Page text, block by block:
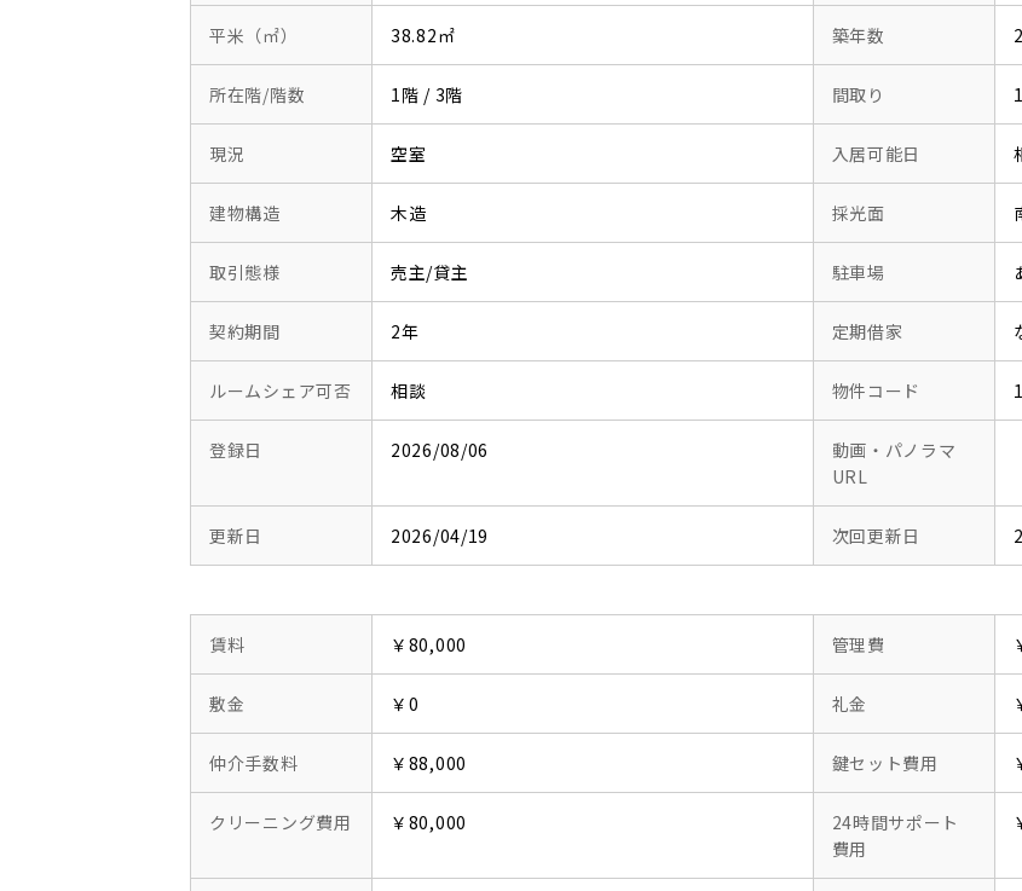
平米（㎡） 38.82㎡ 築年数
所在階/階数 1階 / 3階 間取り
現況 空室 入居可能日
建物構造 木造 採光面
取引態様 売主/貸主 駐車場
契約期間 2年 定期借家
ルームシェア可否 相談 物件コード
登録日 2026/08/06
動画・パノラマ
URL
更新日 2026/04/19 次回更新日
賃料 ￥80,000 管理費
敷金 ￥0 礼金
仲介手数料 ￥88,000 鍵セット費用
クリーニング費用 ￥80,000
24時間サポート
費用